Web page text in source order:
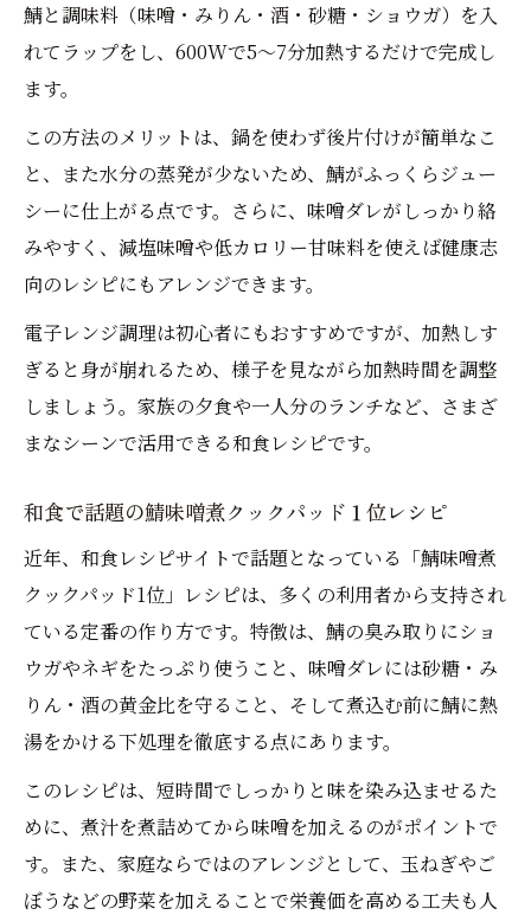
鯖と調味料（味噌・みりん・酒・砂糖・ショウガ）を入
れてラップをし、600Wで5〜7分加熱するだけで完成し
ます。
この方法のメリットは、鍋を使わず後片付けが簡単なこ
と、また水分の蒸発が少ないため、鯖がふっくらジュー
シーに仕上がる点です。さらに、味噌ダレがしっかり絡
みやすく、減塩味噌や低カロリー甘味料を使えば健康志
向のレシピにもアレンジできます。
電子レンジ調理は初心者にもおすすめですが、加熱しす
ぎると身が崩れるため、様子を見ながら加熱時間を調整
しましょう。家族の夕食や一人分のランチなど、さまざ
まなシーンで活用できる和食レシピです。
和食で話題の鯖味噌煮クックパッド１位レシピ
近年、和食レシピサイトで話題となっている「鯖味噌煮
クックパッド1位」レシピは、多くの利用者から支持され
ている定番の作り方です。特徴は、鯖の臭み取りにショ
ウガやネギをたっぷり使うこと、味噌ダレには砂糖・み
りん・酒の黄金比を守ること、そして煮込む前に鯖に熱
湯をかける下処理を徹底する点にあります。
このレシピは、短時間でしっかりと味を染み込ませるた
めに、煮汁を煮詰めてから味噌を加えるのがポイントで
す。また、家庭ならではのアレンジとして、玉ねぎやご
ぼうなどの野菜を加えることで栄養価を高める工夫も人